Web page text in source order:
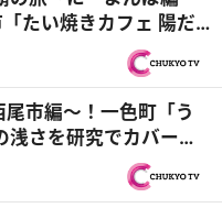
たい焼きカフェ 陽だ
ン豊富なアレンジたい
生堂」お値打ちなスイ
！？『PS純金（ゴー
市編～！一色町「う
浅さを研究でカバー！
つ処 たけ家 とんとん」
新名物を開発！？『PS